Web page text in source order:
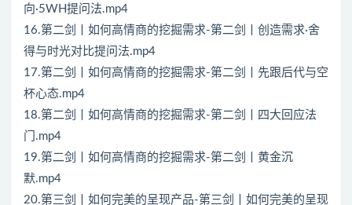
向·5WH提问法.mp4
16.第二剑丨如何高情商的挖掘需求-第二剑丨创造需求·舍
得与时光对比提问法.mp4
17.第二剑丨如何高情商的挖掘需求-第二剑丨先跟后代与空
杯心态.mp4
18.第二剑丨如何高情商的挖掘需求-第二剑丨四大回应法
门.mp4
19.第二剑丨如何高情商的挖掘需求-第二剑丨黄金沉
默.mp4
20.第三剑丨如何完美的呈现产品-第三剑丨如何完美的呈现